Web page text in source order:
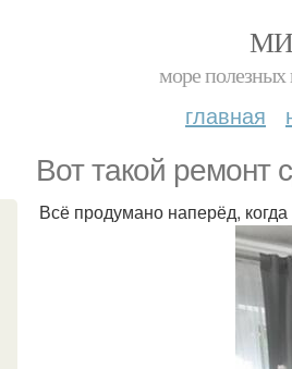
море полезных
главная
Вот такой ремонт
Всё продумано наперёд,